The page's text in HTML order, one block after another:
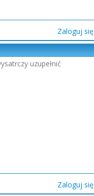
Zaloguj się
uzupełnić
Zaloguj się